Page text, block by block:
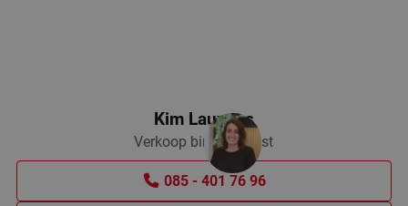
Kim Lauwers
Verkoop binnendienst
085 - 401 76 96